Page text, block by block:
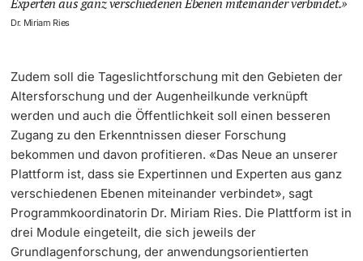
Dr. Miriam Ries
Zudem soll die Tageslichtforschung mit den Gebieten der
Altersforschung und der Augenheilkunde verknüpft
werden und auch die Öffentlichkeit soll einen besseren
Zugang zu den Erkenntnissen dieser Forschung
bekommen und davon profitieren. «Das Neue an unserer
Plattform ist, dass sie Expertinnen und Experten aus ganz
verschiedenen Ebenen miteinander verbindet», sagt
Programmkoordinatorin Dr. Miriam Ries. Die Plattform ist in
drei Module eingeteilt, die sich jeweils der
Grundlagenforschung, der anwendungsorientierten